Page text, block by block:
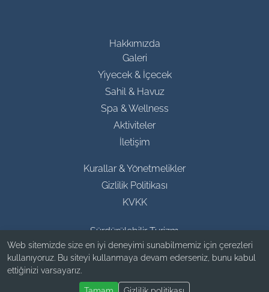
Web sitemizde size en iyi deneyimi sunabilmemiz için çerezleri
kullanıyoruz. Bu siteyi kullanmaya devam ederseniz, bunu kabul
ettiğinizi varsayarız.
Hakkımızda
Galeri
Yiyecek & İçecek
Sahil & Havuz
Spa & Wellness
Aktiviteler
İletişim
Kurallar & Yönetmelikler
Gizlilik Politikası
KVKK
Sürdürülebilir Turizm